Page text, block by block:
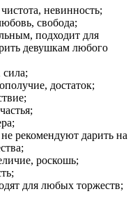
невинность;
свобода;
подходит для
девушкам любого
сила;
достаток;
рекомендуют дарить на
роскошь;
для любых торжеств;